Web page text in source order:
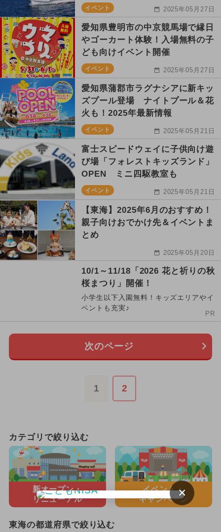
イベント 2025年05月27日
愛知県豊明市の中京競馬場で縁日
やゴーカート体験！入場無料の子
ども向けイベント開催
イベント 2025年05月27日
愛知県蒲郡市ラグナシアに新キッ
ズプール登場 ナイトプール＆花
火も！2025年最新情報
イベント 2025年05月21日
富士スピードウェイに子供向け遊
び場「フォレストキッズランド」
OPEN ミニ四駆教室も
イベント 2025年05月21日
【東海】2025年6月のおすすめ！
親子向けおでかけ先＆イベントま
とめ
2025年05月20日
10/1～11/18「2026 花と祈りの秋
桜まつり」開催！
小学生以下入園無料！キッズエリアやイ
ベントも充実♪
PR
次のページ
1 2
カテゴリで絞り込む
新オープン・
リニューアル
イベント・
キャンペーン
東海の都道府県で絞り込む
×